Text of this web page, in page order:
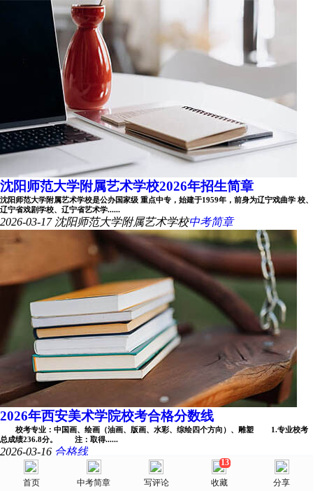
首页
美术网
选择省份 院校库 消息 我的
沈阳师范大学附属艺术学校2026年招生简章
沈阳师范大学附属艺术学校是公办国家级 重点中专，始建于1959年，前身为辽宁戏曲学 校、
辽宁省戏剧学校、辽宁省艺术学......
2026-03-17 沈阳师范大学附属艺术学校中考简章
2026年西安美术学院校考合格分数线
校考专业：中国画、绘画（油画、版画、水彩、综绘四个方向）、雕塑 1.专业校考
总成绩236.8分。 注：取得......
2026-03-16 合格线
中央戏剧学院2026年本科招生专业考试初选结果查询
首页 中考简章 写评论
13
收藏 分享